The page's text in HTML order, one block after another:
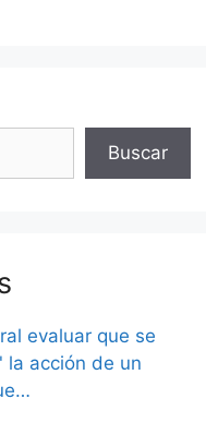
Buscar
evaluar que se
acción de un